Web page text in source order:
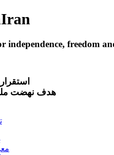
Iran
independence, freedom
استقرار
هدف نهضت